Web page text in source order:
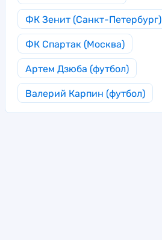
ФК Зенит (Санкт-Петербург)
ФК Спартак (Москва)
Артем Дзюба (футбол)
Валерий Карпин (футбол)